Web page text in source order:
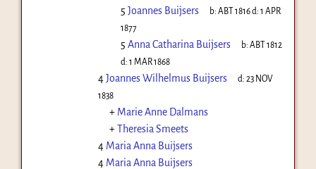
5 Joannes Buijsers b:ABT 1816d:1 APR
1877
5 Anna Catharina Buijsers b:ABT 1812
d: 1 MAR 1868
4Joannes Wilhelmus Buijsers d:23 NOV
1838
+ Marie Anne Dalmans
+Theresia Smeets
4 Maria Anna Buijsers
4 Maria Anna Buijsers